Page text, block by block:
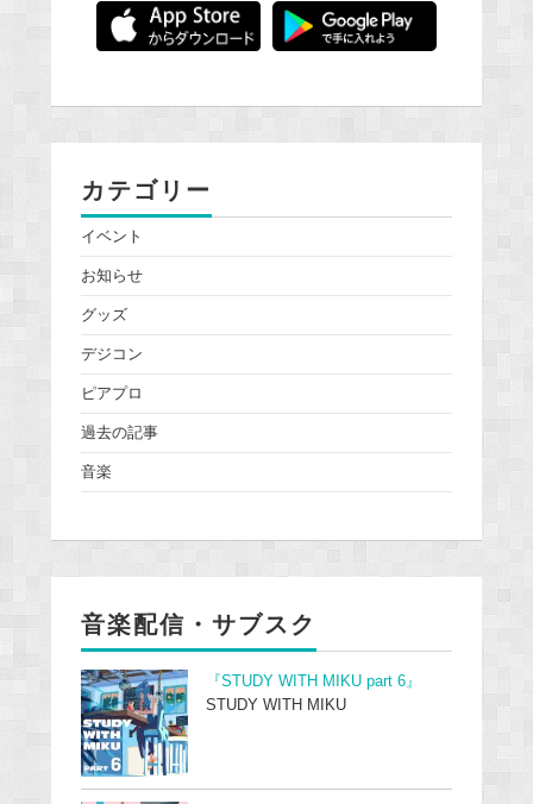
カテゴリー
イベント
お知らせ
グッズ
デジコン
ピアプロ
過去の記事
音楽
音楽配信・サブスク
『STUDY WITH MIKU part 6』
STUDY WITH MIKU